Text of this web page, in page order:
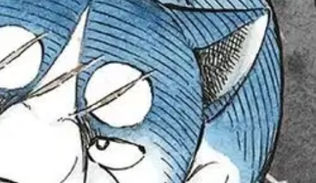
Last Wars jatkuu kaikkiaan 22 osan verran! Ikäsuositus: 13+